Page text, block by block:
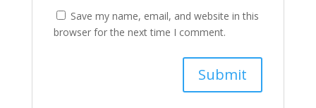
Save my name, email, and website in this
browser for the next time I comment.